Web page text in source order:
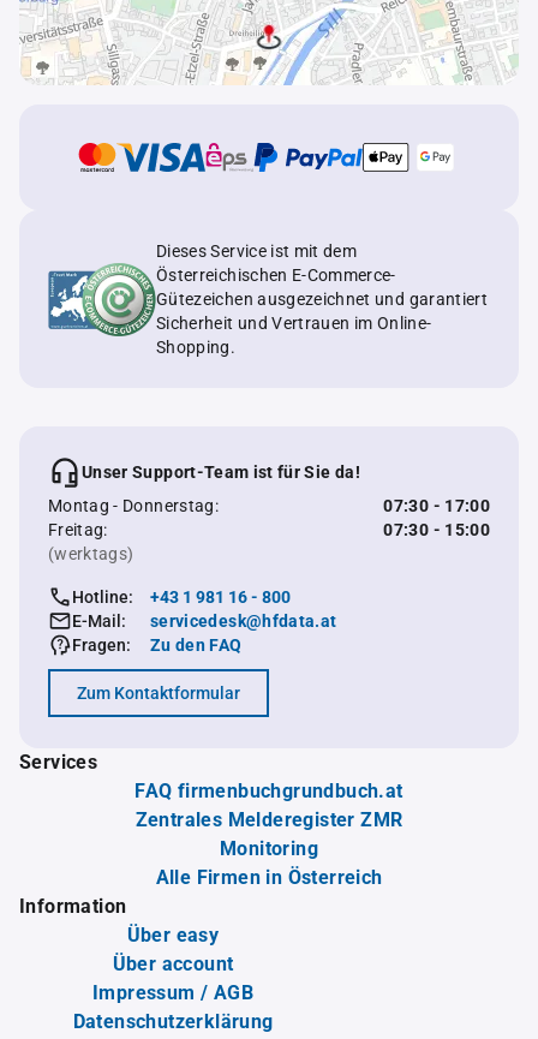
Dieses Service ist mit dem
Österreichischen E-Commerce-
Gütezeichen ausgezeichnet und garantiert
Sicherheit und Vertrauen im Online-
Shopping.
Unser Support-Team ist für Sie da!
Montag - Donnerstag:
07:30 - 17:00
Freitag:
07:30 - 15:00
(werktags)
Hotline:
+43 1 981 16 - 800
E-Mail:
servicedesk@hfdata.at
Fragen:
Zu den FAQ
Zum Kontaktformular
Services
FAQ firmenbuchgrundbuch.at
Zentrales Melderegister ZMR
Monitoring
Alle Firmen in Österreich
Information
Über easy
Über account
Impressum / AGB
Datenschutzerklärung